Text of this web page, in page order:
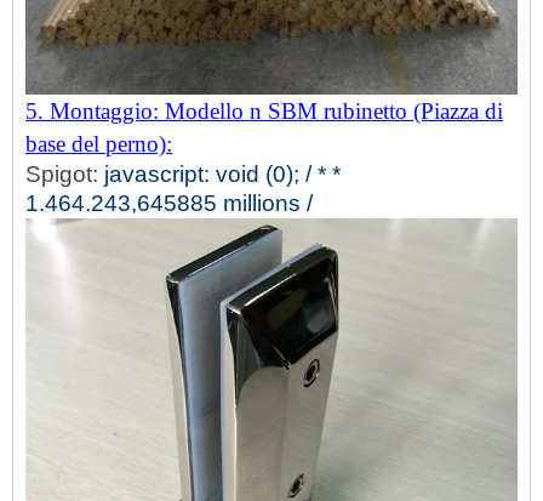
5. Montaggio: Modello n SBM rubinetto (Piazza di
base del perno):
Spigot: javascript: void (0); / * *
1.464.243,645885 millions /